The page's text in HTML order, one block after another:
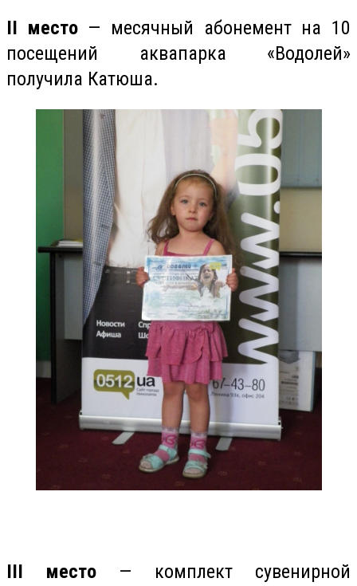
II место— месячный абонемент на 10
посещений аквапарка «Водолей»
получила Катюша.
III место— комплект сувенирной